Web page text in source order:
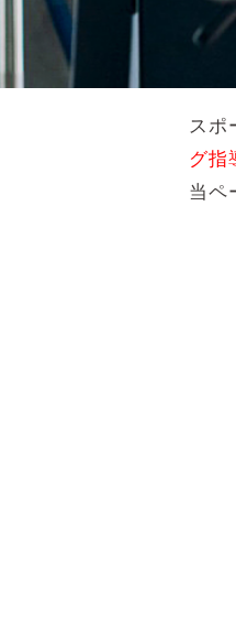
スポ
グ指
当ペ